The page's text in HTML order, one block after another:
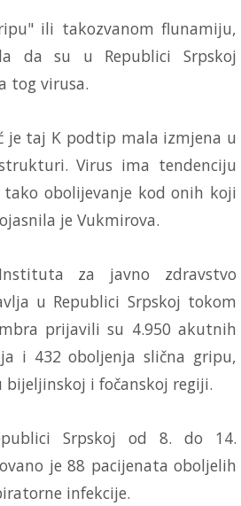
ili takozvanom flunamiju,
da su u Republici Srpskoj
tog virusa.
je taj K podtip mala izmjena u
Virus ima tendenciju
obolijevanje kod onih koji
je Vukmirova.
za javno zdravstvo
u Republici Srpskoj tokom
prijavili su 4.950 akutnih
i 432 oboljenja slična gripu,
bijeljinskoj i fočanskoj regiji.
Srpskoj od 8. do 14.
je 88 pacijenata oboljelih
infekcije.